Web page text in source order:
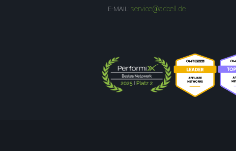
E-MAIL: service@adcell.de